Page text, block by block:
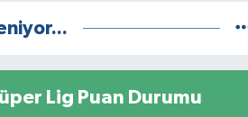
Lig Puan Durumu